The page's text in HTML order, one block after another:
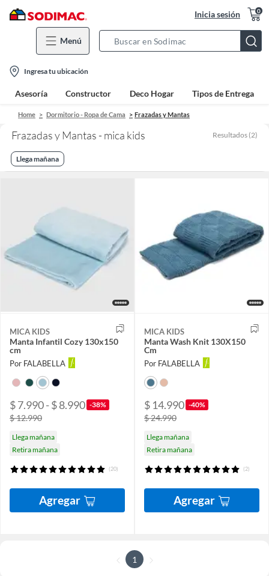
Inicia sesión 0
Menú
Bar
location-
icon
Ingresa tu ubicación
Asesoría Constructor Deco Hogar Tipos de Entrega
Home Dormitorio - Ropa de Cama Frazadas y Mantas
Frazadas y Mantas - mica kids Resultados (2)
Llega mañana
MICA KIDS
Manta Infantil Cozy 130x150
cm
Por FALABELLA
$ 7.990 - $ 8.990 -38%
$ 12.990
Llega mañana
Retira mañana
(20)
Agregar
MICA KIDS
Manta Wash Knit 130X150
Cm
Por FALABELLA
$ 14.990 -40%
$ 24.990
Llega mañana
Retira mañana
(2)
Agregar
1